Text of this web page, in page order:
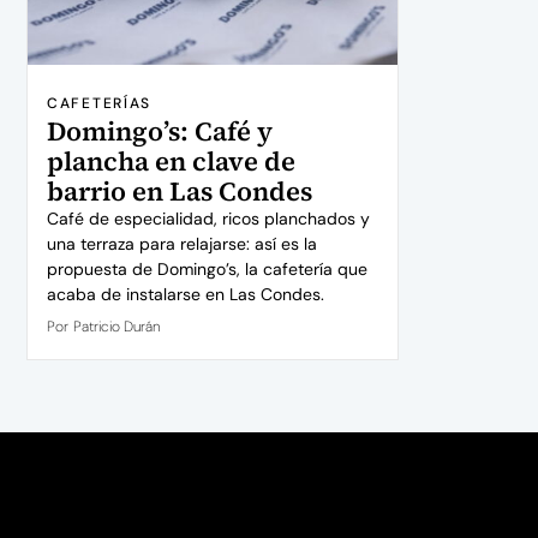
CAFETERÍAS
Domingo’s: Café y
plancha en clave de
barrio en Las Condes
Café de especialidad, ricos planchados y
una terraza para relajarse: así es la
propuesta de Domingo’s, la cafetería que
acaba de instalarse en Las Condes.
Por Patricio Durán